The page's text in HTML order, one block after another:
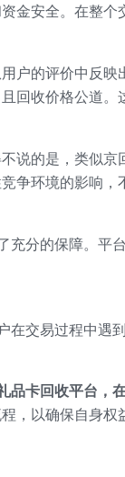
金安全。在整
户的评价中反
回收价格公道。
说的是，类似
争环境的影响，
充分的保障。平
在交易过程中遇
品卡回收平台，
，以确保自身